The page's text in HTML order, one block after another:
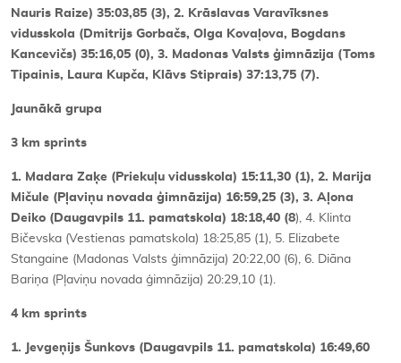
Nauris Raize) 35:03,85 (3), 2. Krāslavas Varavīksnes
vidusskola (Dmitrijs Gorbačs, Olga Kovaļova, Bogdans
Kancevičs) 35:16,05 (0), 3. Madonas Valsts ģimnāzija (Toms
Tipainis, Laura Kupča, Klāvs Stiprais) 37:13,75 (7).
Jaunākā grupa
3 km sprints
1. Madara Zaķe (Priekuļu vidusskola) 15:11,30 (1), 2. Marija
Mičule (Pļaviņu novada ģimnāzija) 16:59,25 (3), 3. Aļona
Deiko (Daugavpils 11. pamatskola) 18:18,40 (8), 4. Klinta
Bičevska (Vestienas pamatskola) 18:25,85 (1), 5. Elizabete
Stangaine (Madonas Valsts ģimnāzija) 20:22,00 (6), 6. Diāna
Bariņa (Pļaviņu novada ģimnāzija) 20:29,10 (1).
4 km sprints
1. Jevgeņijs Šunkovs (Daugavpils 11. pamatskola) 16:49,60